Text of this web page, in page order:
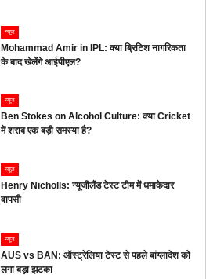
न्यूज
Mohammad Amir in IPL: क्या ब्रिटिश नागरिकता
के बाद खेलेंगे आईपीएल?
न्यूज
Ben Stokes on Alcohol Culture: क्या Cricket
में शराब एक बड़ी समस्या है?
न्यूज
Henry Nicholls: न्यूजीलैंड टेस्ट टीम में धमाकेदार
वापसी
न्यूज
AUS vs BAN: ऑस्ट्रेलिया टेस्ट से पहले बांग्लादेश को
लगा बड़ा झटका